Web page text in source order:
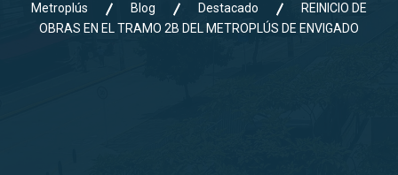
Metroplús Blog Destacado
REINICIO DE
OBRAS EN EL TRAMO 2B DEL METROPLÚS DE ENVIGADO